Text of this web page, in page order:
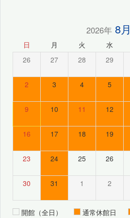
2026年8月
日 月 火 水
26 27 28 29
2 3 4 5
9 10 11 12
16 17 18 19
23 24 25 26
30 31 1 2
開館（全日） 通常休館日